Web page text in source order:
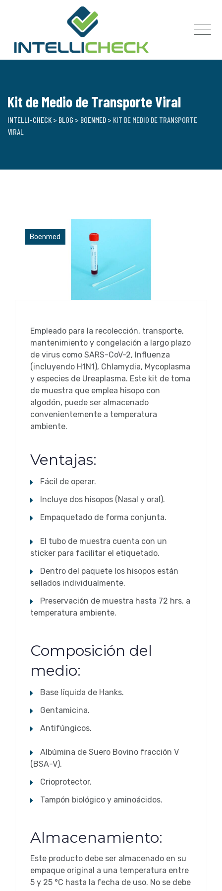
Kit de Medio de Transporte Viral
INTELLI-CHECK > BLOG > BOENMED > KIT DE MEDIO DE TRANSPORTE
VIRAL
Boenmed
Empleado para la recolección, transporte,
mantenimiento y congelación a largo plazo
de virus como SARS-CoV-2, Influenza
(incluyendo H1N1), Chlamydia, Mycoplasma
y especies de Ureaplasma. Este kit de toma
de muestra que emplea hisopo con
algodón, puede ser almacenado
convenientemente a temperatura
ambiente.
Ventajas:
Fácil de operar.
Incluye dos hisopos (Nasal y oral).
Empaquetado de forma conjunta.
El tubo de muestra cuenta con un
sticker para facilitar el etiquetado.
Dentro del paquete los hisopos están
sellados individualmente.
Preservación de muestra hasta 72 hrs. a
temperatura ambiente.
Composición del
medio:
Base líquida de Hanks.
Gentamicina.
Antifúngicos.
Albúmina de Suero Bovino fracción V
(BSA-V).
Crioprotector.
Tampón biológico y aminoácidos.
Almacenamiento:
Este producto debe ser almacenado en su
empaque original a una temperatura entre
5 y 25 °C hasta la fecha de uso. No se debe